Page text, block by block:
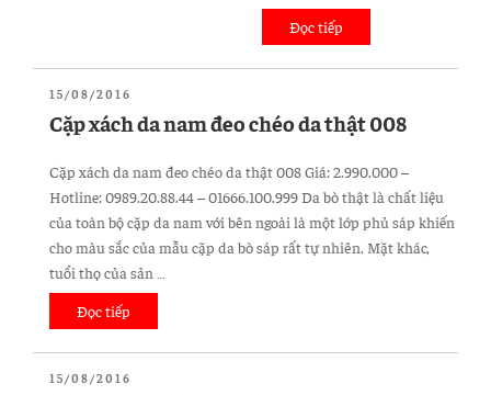
Đọc tiếp
túi
sấu
ở
đâu
giá
rẻ
ĐĂNG
TRONG
15/08/2016
Cặp xách da nam đeo chéo da thật 008
Cặp xách da nam đeo chéo da thật 008 Giá: 2.990.000 –
Hotline: 0989.20.88.44 – 01666.100.999 Da bò thật là chất liệu
của toàn bộ cặp da nam với bên ngoài là một lớp phủ sáp khiến
cho màu sắc của mẫu cặp da bò sáp rất tự nhiên. Mặt khác,
tuổi thọ của sản …
Đọc tiếp
xách
ĐĂNG
15/08/2016